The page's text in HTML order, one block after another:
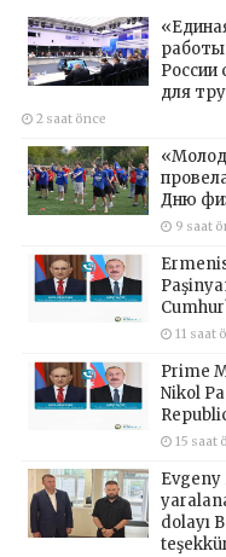
работы
для
2 saat önce
Дню
9 saat
11 saat
Prime
Nikol
15 saat
Evgeny
dolayı